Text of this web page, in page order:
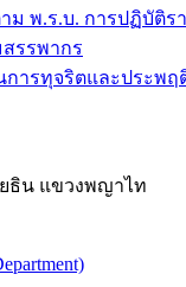
พ.ร.บ. การปฏิบัติรา
สรรพากร
นการทุจริตและประพ
ธิน แขวงพญาไท